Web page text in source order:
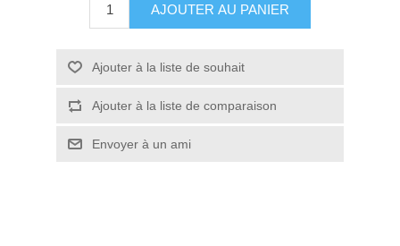
AJOUTER AU PANIER
Ajouter à la liste de souhait
Ajouter à la liste de comparaison
Envoyer à un ami